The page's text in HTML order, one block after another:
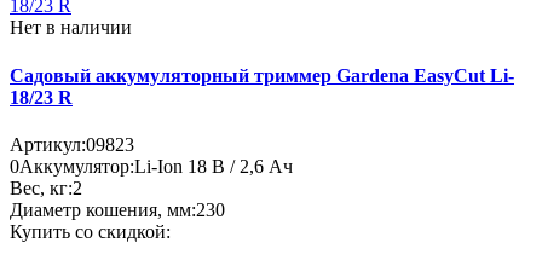
Нет в наличии
Садовый аккумуляторный триммер Gardena EasyCut Li-
18/23 R
Артикул:09823
0Аккумулятор:Li-Ion 18 В / 2,6 Ач
Вес, кг:2
Диаметр кошения, мм:230
Купить со скидкой: